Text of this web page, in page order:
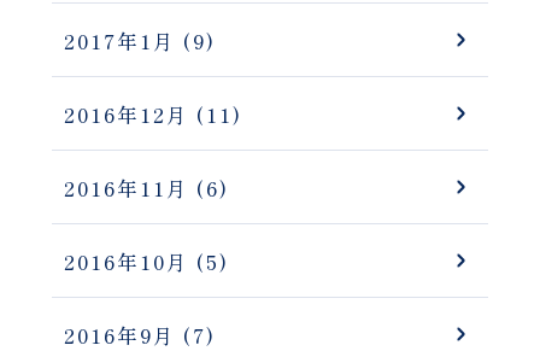
2017年1月 (9)
2016年12月 (11)
2016年11月 (6)
2016年10月 (5)
2016年9月 (7)